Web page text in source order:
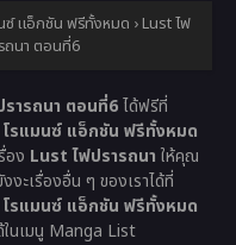
ซ์ แอ็กชัน ฟรีทั้งหมด › Lust ไฟ
ถนา ตอนที่6
ารถนา ตอนที่6ได้ฟรีที่
รแมนซ์ แอ็กชัน ฟรีทั้งหมด
อง Lust ไฟปรารถนา ให้คุณ
ะเรื่องอื่น ๆ ของเราได้ที่
รแมนซ์ แอ็กชัน ฟรีทั้งหมด
ในเมนู Manga List